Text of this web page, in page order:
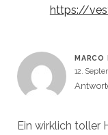
https://
MARCO
12.
Ein wirklich toller